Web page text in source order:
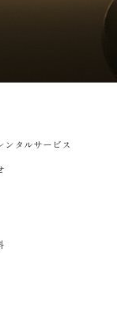
ンタルサービス